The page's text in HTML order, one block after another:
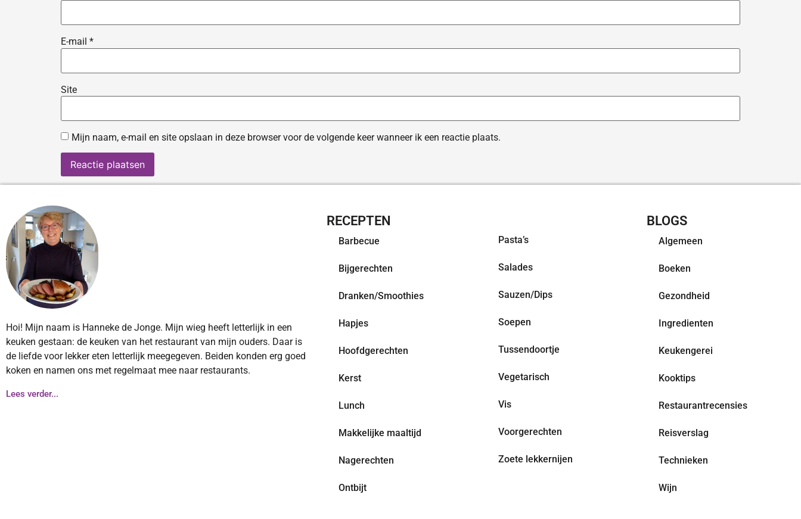
E-mail *
Site
Mijn naam, e-mail en site opslaan in deze browser voor de volgende keer wanneer ik een reactie plaats.
Hoi! Mijn naam is Hanneke de Jonge. Mijn wieg heeft letterlijk in een
keuken gestaan: de keuken van het restaurant van mijn ouders. Daar is
de liefde voor lekker eten letterlijk meegegeven. Beiden konden erg goed
koken en namen ons met regelmaat mee naar restaurants.
Lees verder...
RECEPTEN
Barbecue
Bijgerechten
Dranken/Smoothies
Hapjes
Hoofdgerechten
Kerst
Lunch
Makkelijke maaltijd
Nagerechten
Ontbijt
Pasta’s
Salades
Sauzen/Dips
Soepen
Tussendoortje
Vegetarisch
Vis
Voorgerechten
Zoete lekkernijen
BLOGS
Algemeen
Boeken
Gezondheid
Ingredienten
Keukengerei
Kooktips
Restaurantrecensies
Reisverslag
Technieken
Wijn